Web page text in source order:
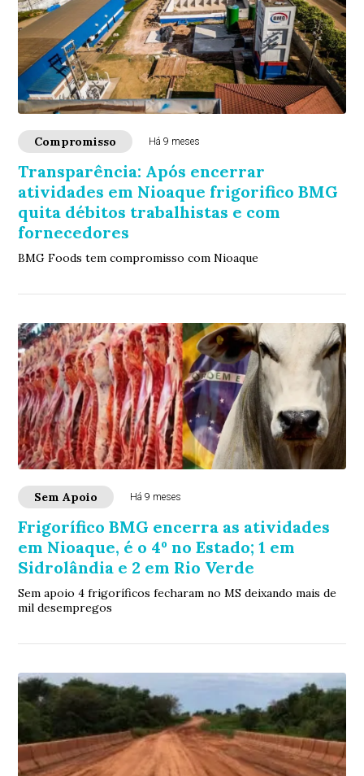
Compromisso Há 9 meses
Transparência: Após encerrar
atividades em Nioaque frigorifico BMG
quita débitos trabalhistas e com
fornecedores
BMG Foods tem compromisso com Nioaque
Sem Apoio Há 9 meses
Frigorífico BMG encerra as atividades
em Nioaque, é o 4º no Estado; 1 em
Sidrolândia e 2 em Rio Verde
Sem apoio 4 frigoríficos fecharam no MS deixando mais de
mil desempregos